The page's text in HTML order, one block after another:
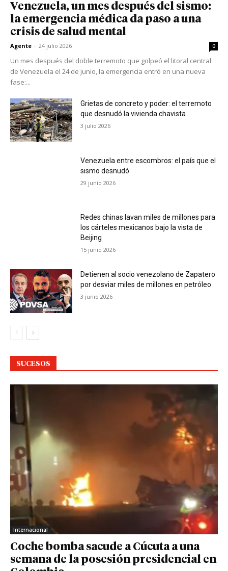
Venezuela, un mes después del sismo:
la emergencia médica da paso a una
crisis de salud mental
Agente - 24 julio 2026 0
Un mes después del doble terremoto que golpeó el litoral central
de Venezuela el 24 de junio, la emergencia entró en una nueva
fase:...
Grietas de concreto y poder: el terremoto
que desnudó la vivienda chavista
3 julio 2026
Venezuela entre escombros: el país que el
sismo desnudó
29 junio 2026
Redes chinas lavan miles de millones para
los cárteles mexicanos bajo la vista de
Beijing
15 junio 2026
Detienen al socio venezolano de Zapatero
por desviar miles de millones en petróleo
3 junio 2026
SUCESOS
Internacional
Coche bomba sacude a Cúcuta a una
semana de la posesión presidencial en